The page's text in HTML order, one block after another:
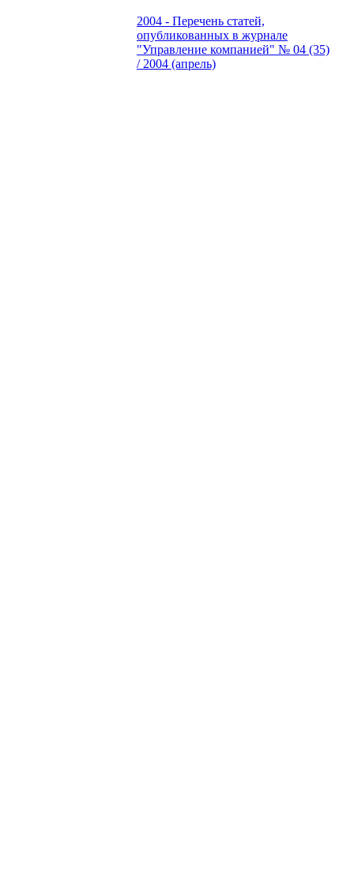
2004 - Перечень статей,
опубликованных в журнале
"Управление компанией" № 04 (35)
/ 2004 (апрель)